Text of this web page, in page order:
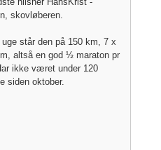
skovløberen.
uge står den på 150 km, 7 x
altså en god ½ maraton pr
ikke været under 120
siden oktober.